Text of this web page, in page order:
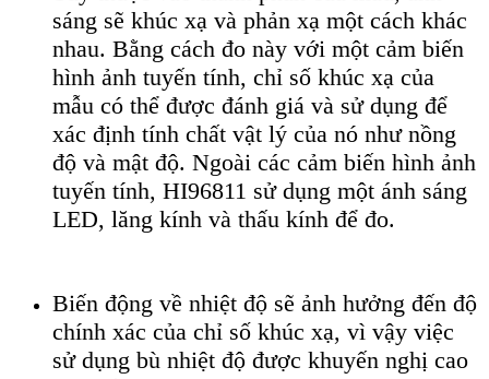
sáng sẽ khúc xạ và phản xạ một cách khác
nhau. Bằng cách đo này với một cảm biến
hình ảnh tuyến tính, chỉ số khúc xạ của
mẫu có thể được đánh giá và sử dụng để
xác định tính chất vật lý của nó như nồng
độ và mật độ. Ngoài các cảm biến hình ảnh
tuyến tính, HI96811 sử dụng một ánh sáng
LED, lăng kính và thấu kính để đo.
Biến động về nhiệt độ sẽ ảnh hưởng đến độ
chính xác của chỉ số khúc xạ, vì vậy việc
sử dụng bù nhiệt độ được khuyến nghị cao